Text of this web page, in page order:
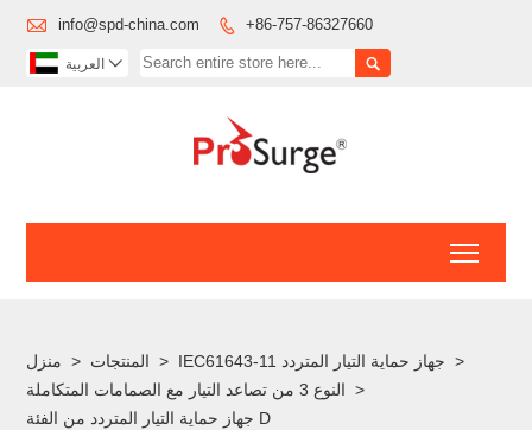
 info@spd-china.com  +86-757-86327660
 العربية 
منزل > المنتجات > IEC61643-11 جهاز حماية التيار المتردد >
النوع 3 من تصاعد التيار مع الصمامات المتكاملة >
جهاز حماية التيار المتردد من الفئة D